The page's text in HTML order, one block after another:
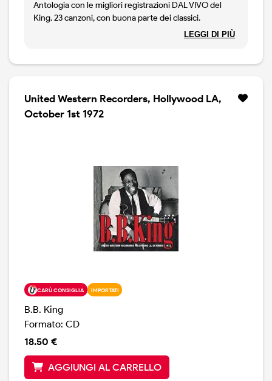
Antologia con le migliori registrazioni DAL VIVO del
King. 23 canzoni, con buona parte dei classici.
LEGGI DI PIÙ
United Western Recorders, Hollywood LA,
October 1st 1972
CARÙ CONSIGLIA IMPORTATI
B.B. King
Formato: CD
18.50 €
AGGIUNGI AL CARRELLO